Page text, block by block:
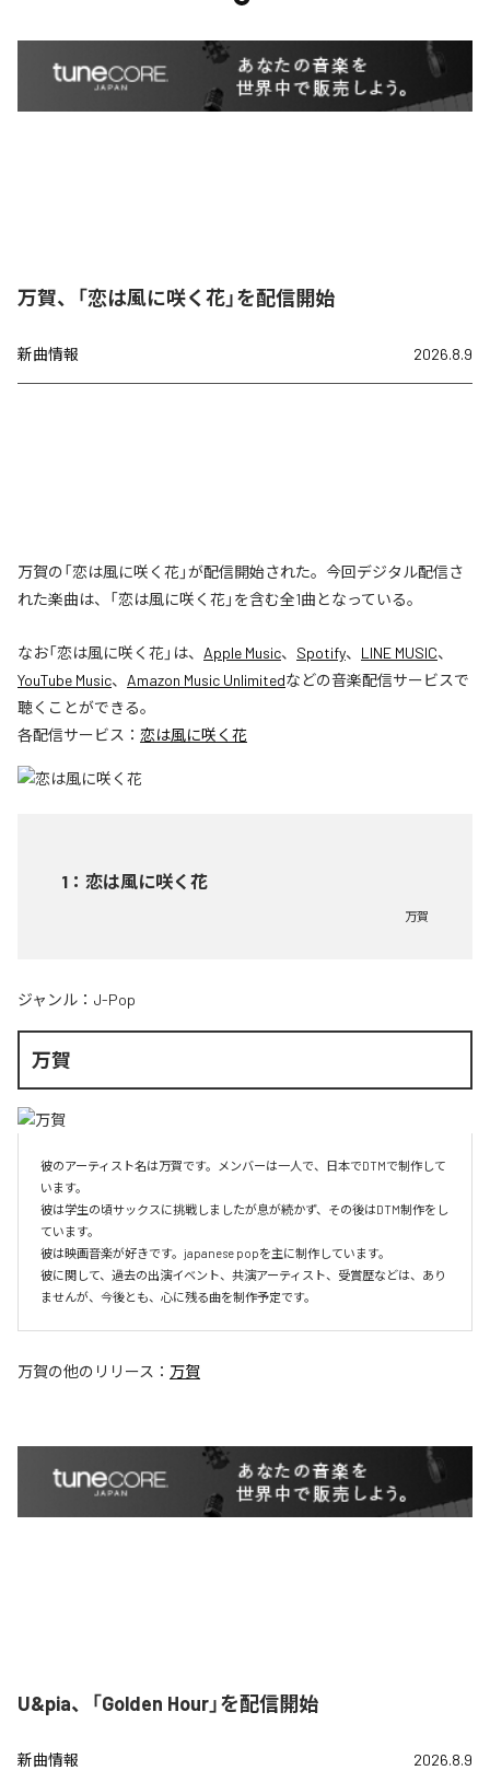
万賀、「恋は風に咲く花」を配信開始
新曲情報 2026.8.9
万賀の「恋は風に咲く花」が配信開始された。今回デジタル配信さ
れた楽曲は、「恋は風に咲く花」を含む全1曲となっている。
なお「恋は風に咲く花」は、 Apple Music、 Spotify、 LINE MUSIC、
YouTube Music、 Amazon Music Unlimitedなどの音楽配信サービスで
聴くことができる。
各配信サービス： 恋は風に咲く花
1 ： 恋は風に咲く花
万賀
ジャンル： J-Pop
万賀
彼のアーティスト名は万賀です。メンバーは一人で、日本でDTMで制作して
います。
彼は学生の頃サックスに挑戦しましたが息が続かず、その後はDTM制作をし
ています。
彼は映画音楽が好きです。japanese popを主に制作しています。
彼に関して、過去の出演イベント、共演アーティスト、受賞歴などは、あり
ませんが、今後とも、心に残る曲を制作予定です。
万賀の他のリリース： 万賀
U&pia、「Golden Hour」を配信開始
新曲情報 2026.8.9